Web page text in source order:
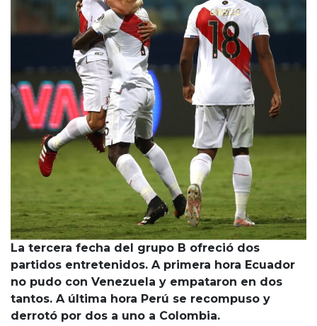
La tercera fecha del grupo B ofreció dos
partidos entretenidos. A primera hora Ecuador
no pudo con Venezuela y empataron en dos
tantos. A última hora Perú se recompuso y
derrotó por dos a uno a Colombia.